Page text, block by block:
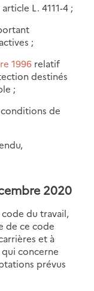
L. 4111-4 ;
;
1996 relatif
destinés
;
de
2020
code du travail,
de ce code
et à
concerne
prévus